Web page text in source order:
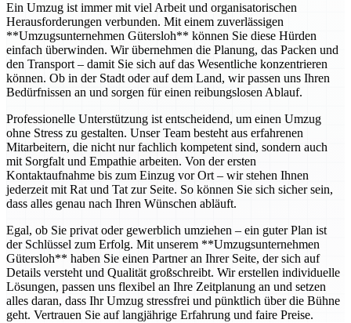
Ein Umzug ist immer mit viel Arbeit und organisatorischen
Herausforderungen verbunden. Mit einem zuverlässigen
**Umzugsunternehmen Gütersloh** können Sie diese Hürden
einfach überwinden. Wir übernehmen die Planung, das Packen und
den Transport – damit Sie sich auf das Wesentliche konzentrieren
können. Ob in der Stadt oder auf dem Land, wir passen uns Ihren
Bedürfnissen an und sorgen für einen reibungslosen Ablauf.
Professionelle Unterstützung ist entscheidend, um einen Umzug
ohne Stress zu gestalten. Unser Team besteht aus erfahrenen
Mitarbeitern, die nicht nur fachlich kompetent sind, sondern auch
mit Sorgfalt und Empathie arbeiten. Von der ersten
Kontaktaufnahme bis zum Einzug vor Ort – wir stehen Ihnen
jederzeit mit Rat und Tat zur Seite. So können Sie sich sicher sein,
dass alles genau nach Ihren Wünschen abläuft.
Egal, ob Sie privat oder gewerblich umziehen – ein guter Plan ist
der Schlüssel zum Erfolg. Mit unserem **Umzugsunternehmen
Gütersloh** haben Sie einen Partner an Ihrer Seite, der sich auf
Details versteht und Qualität großschreibt. Wir erstellen individuelle
Lösungen, passen uns flexibel an Ihre Zeitplanung an und setzen
alles daran, dass Ihr Umzug stressfrei und pünktlich über die Bühne
geht. Vertrauen Sie auf langjährige Erfahrung und faire Preise.